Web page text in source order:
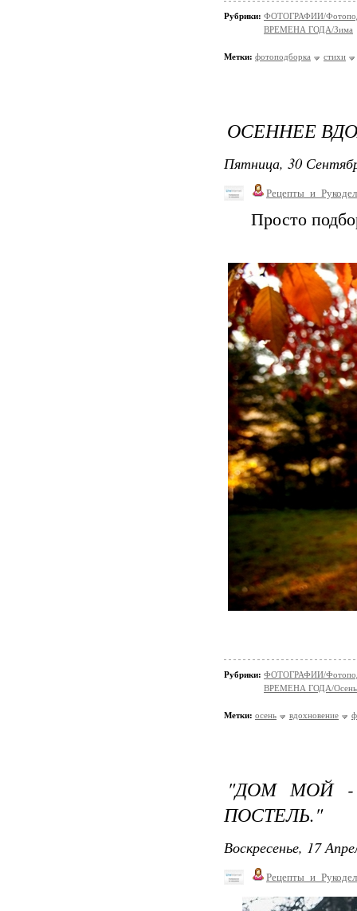
Рубрики: ФОТОГРАФИИ/
ВРЕМЕНА ГОДА/Зима
Метки: фотоподборка стихи
ОСЕННЕЕ
Пятница, 30
Просто
Рубрики: ФОТОГРАФИИ/
ВРЕМЕНА ГОДА/Осень
Метки: осень вдохновение
"ДОМ МОЙ -
ПОСТЕЛЬ."
Воскресенье, 17